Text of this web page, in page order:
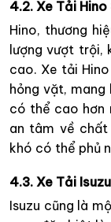
4.2. Xe Tải
Hino, thương
lượng vượt trội,
cao. Xe tải
hỏng vặt, mang
có thể cao hơn
an tâm về
khó có thể phủ
4.3. Xe Tải
Isuzu cũng là